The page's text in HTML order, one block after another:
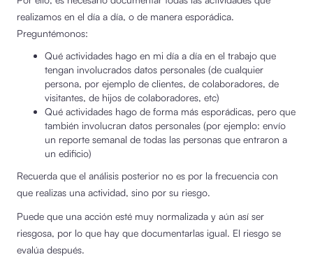
realizamos en el día a día, o de manera esporádica.
Preguntémonos:
Qué actividades hago en mi día a día en el trabajo que
tengan involucrados datos personales (de cualquier
persona, por ejemplo de clientes, de colaboradores, de
visitantes, de hijos de colaboradores, etc)
Qué actividades hago de forma más esporádicas, pero que
también involucran datos personales (por ejemplo: envío
un reporte semanal de todas las personas que entraron a
un edificio)
Recuerda que el análisis posterior no es por la frecuencia con
que realizas una actividad, sino por su riesgo.
Puede que una acción esté muy normalizada y aún así ser
riesgosa, por lo que hay que documentarlas igual. El riesgo se
evalúa después.